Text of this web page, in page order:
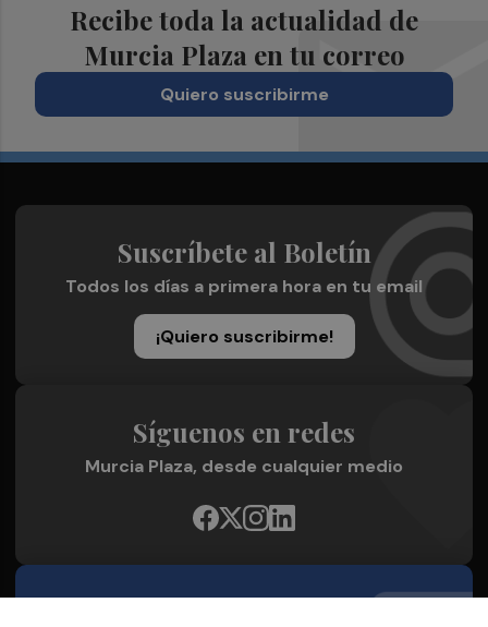
Recibe toda la actualidad de
Murcia Plaza en tu correo
Quiero suscribirme
Suscríbete al Boletín
Todos los días a primera hora en tu email
¡Quiero suscribirme!
Síguenos en redes
Murcia Plaza, desde cualquier medio